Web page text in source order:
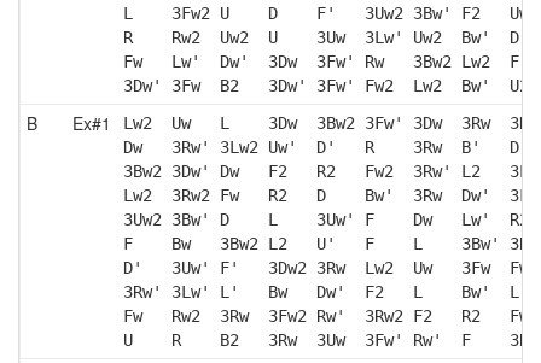
L    3Fw2 U    D    F'   3Uw2 3Bw' F2   Uw
R    Rw2  Uw2  U    3Uw  3Lw' Uw2  Bw'  D
Fw   Lw'  Dw'  3Dw  3Fw' Rw   3Bw2 Lw2  F
3Dw' 3Fw  B2   3Dw' 3Fw' Fw2  Lw2  Bw'  U2
B Ex#1
Lw2  Uw   L    3Dw  3Bw2 3Fw' 3Dw  3Rw
Dw   3Rw' 3Lw2 Uw'  D'   R    3Rw  B'   D
3Bw2 3Dw' Dw   F2   R2   Fw2  3Rw' L2
Lw2  3Rw2 Fw   R2   D    Bw'  3Rw  Dw'
3Uw2 3Bw' D    L    3Uw' F    Dw   Lw'
F    Bw   3Bw2 L2   U'   F    L    3Bw'
D'   3Uw' F'   3Dw2 3Rw  Lw2  Uw   3Fw
3Rw' 3Lw' L'   Bw   Dw'  F2   L    Bw'  L'
Fw   Rw2  3Rw  3Fw2 Rw'  3Rw2 F2   R2
U    R    B2   3Rw  3Uw  3Fw' Rw'  F